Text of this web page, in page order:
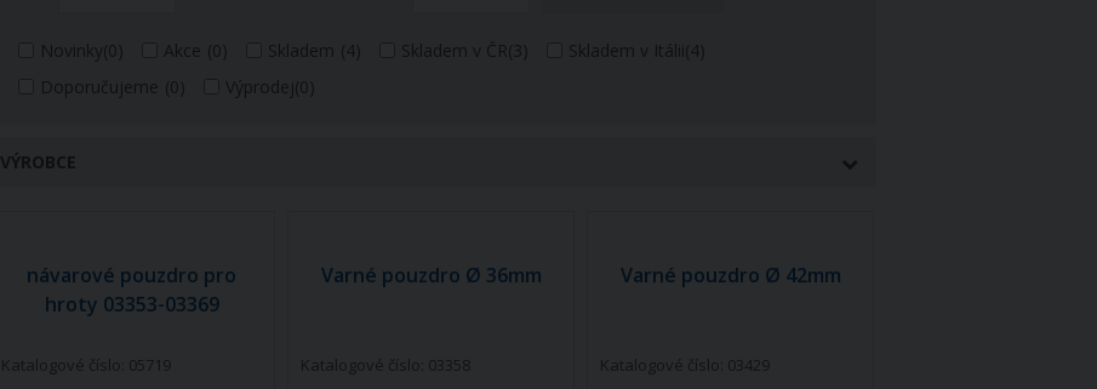
Novinky(0) Akce (0) Skladem (4) Skladem v ČR(3) Skladem v Itálii(4)
Doporučujeme (0) Výprodej(0)
VÝROBCE
návarové pouzdro pro
hroty 03353-03369
Katalogové číslo: 05719
Varné pouzdro Ø 36mm
Katalogové číslo: 03358
Varné pouzdro Ø 42mm
Katalogové číslo: 03429